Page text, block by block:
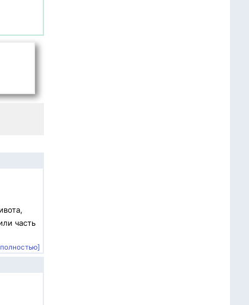
часть